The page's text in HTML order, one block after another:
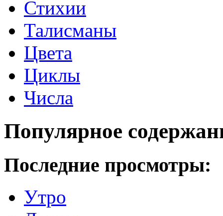
Стихии
Талисманы
Цвета
Циклы
Числа
Популярное
Последние просмотры:
Утро